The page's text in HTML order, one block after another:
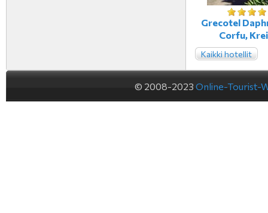
Grecotel
Corfu,
Kaikki hotellit
© 2008-2023 Online-Tourist-